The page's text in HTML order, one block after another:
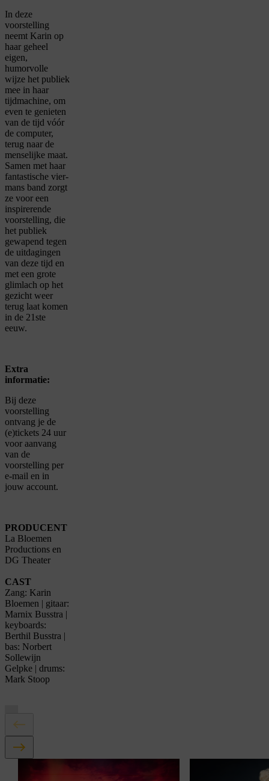
In deze
voorstelling
neemt Karin op
haar geheel
eigen,
humorvolle
wijze het publiek
mee in haar
tijdmachine, om
even te genieten
van de tijd vóór
de computer,
terug naar de
menselijke maat.
Samen met haar
fantastische vier-
mans band zorgt
ze voor een
inspirerende
voorstelling, die
het publiek
gewapend tegen
de uitdagingen
van deze tijd en
met een grote
glimlach op het
gezicht weer
terug laat komen
in de 21ste
eeuw.
Extra
informatie:
Bij deze
voorstelling
ontvang je de
(e)tickets 24 uur
voor aanvang
van de
voorstelling per
e-mail en in
jouw account.
PRODUCENT
La Bloemen
Productions en
DG Theater
CAST
Zang: Karin
Bloemen | gitaar:
Marnix Busstra |
keyboards:
Berthil Busstra |
bas: Norbert
Sollewijn
Gelpke | drums:
Mark Stoop
blokkeren youtube.
Pas
gebruik te maken van